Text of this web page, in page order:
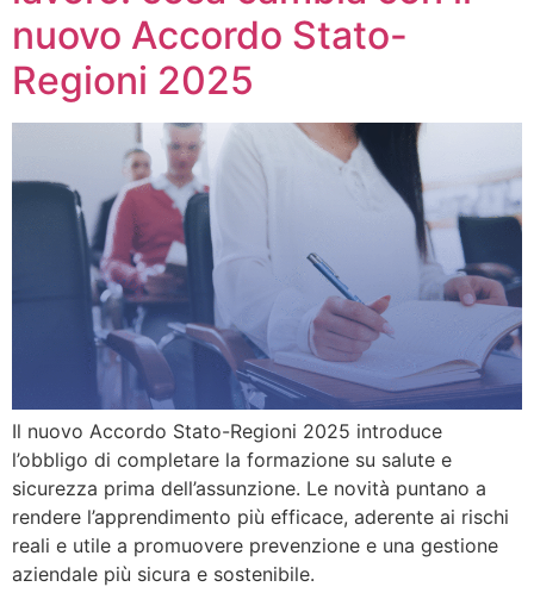
nuovo Accordo Stato-
Regioni 2025
Il nuovo Accordo Stato-Regioni 2025 introduce
l’obbligo di completare la formazione su salute e
sicurezza prima dell’assunzione. Le novità puntano a
rendere l’apprendimento più efficace, aderente ai rischi
reali e utile a promuovere prevenzione e una gestione
aziendale più sicura e sostenibile.